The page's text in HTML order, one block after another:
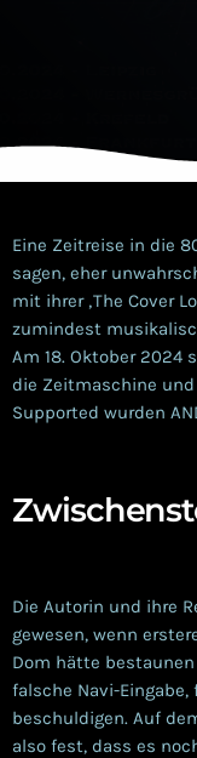
Eine Zeitreise in die
sagen, eher
mit ihrer ‚The Cover
zumindest
Am 18. Oktober 2024
die Zeitmaschine
Supported wurden
Die Autorin und ihre
gewesen, wenn
Dom hätte
falsche Navi-
beschuldigen. Auf
also fest, dass es